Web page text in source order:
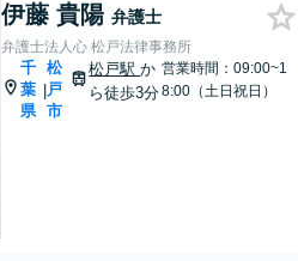
伊藤 貴陽 弁護士
弁護士法人心 松戸法律事務所
千
葉
県
|
松
戸
市
松戸駅か
ら徒歩3分
営業時間：09:00~1
8:00（土日祝日）